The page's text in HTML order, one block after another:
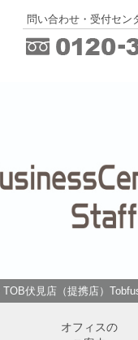
問い合わせ・受付セン
TOB伏見店（提携店）
オフィスの